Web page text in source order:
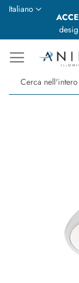
Lingua
Italiano